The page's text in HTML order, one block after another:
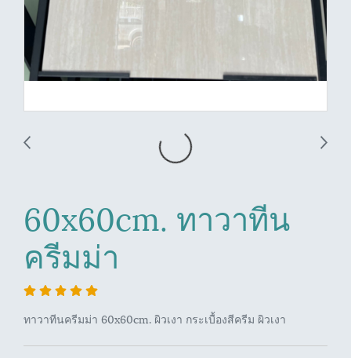
60x60cm. ทาวาทีน
ครีมม่า
ทาวาทีนครีมม่า 60x60cm. ผิวเงา กระเบื้องสีครีม ผิวเงา